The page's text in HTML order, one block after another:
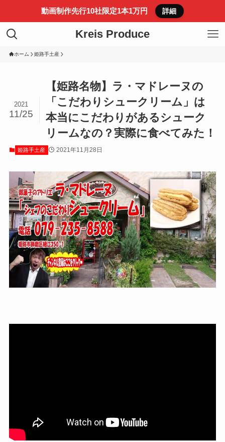
動画制作先行10社限定1本1万円 詳細
Kreis Produce
ホーム 姫路手土産
【姫路名物】ラ・マドレーヌの
「こだわりシュークリーム」は
本当にこだわりがあるシューク
リームなの？実際に食べてみた！
2021
11/25
姫路手土産 2021年11月28日